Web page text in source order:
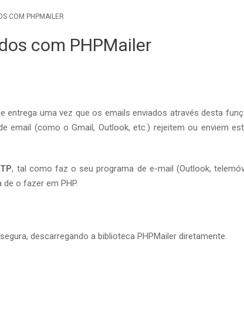
COM PHPMAILER
com PHPMailer
entrega uma vez que os emails enviados através desta
(como o Gmail, Outlook, etc.) rejeitem ou enviem
, tal como faz o seu programa de e-mail (Outlook,
o fazer em PHP.
descarregando a biblioteca PHPMailer diretamente.